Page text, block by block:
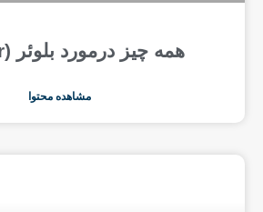
همه چیز درمورد بلوئر (Blower)
مشاهده محتوا